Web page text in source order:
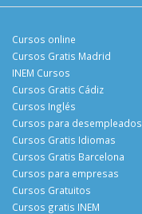
Cursos online
Cursos Gratis Madrid
INEM Cursos
Cursos Gratis Cádiz
Cursos Inglés
Cursos para desempleados
Cursos Gratis Idiomas
Cursos Gratis Barcelona
Cursos para empresas
Cursos Gratuitos
Cursos gratis INEM